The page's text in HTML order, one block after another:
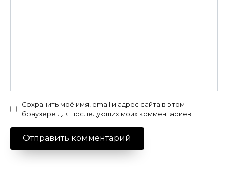
Сохранить моё имя, email и адрес сайта в этом
браузере для последующих моих комментариев.